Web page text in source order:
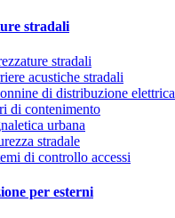
stradali
stradali
acustiche stradali
di distribuzione elettrica
di contenimento
urbana
stradale
di controllo accessi
per esterni